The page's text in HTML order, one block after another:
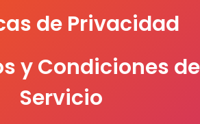
de Privacidad
y Condiciones
Servicio